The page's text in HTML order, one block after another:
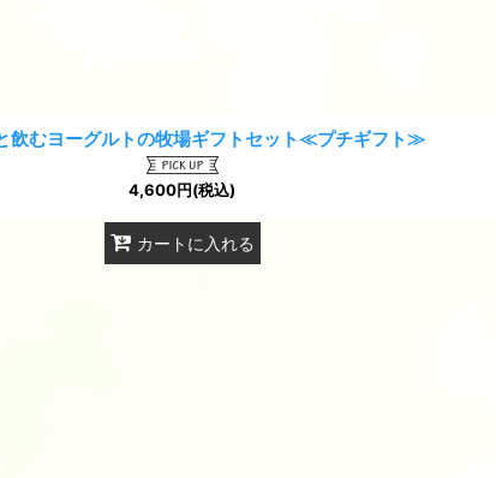
飲むヨーグルトの牧場ギフトセット≪プチギフト≫
4,600円(税込)
カートに入れる